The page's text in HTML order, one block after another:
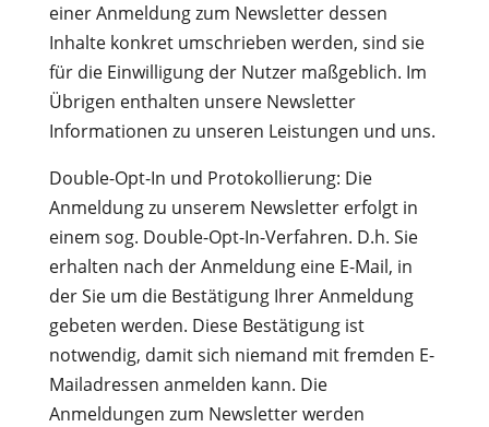
einer Anmeldung zum Newsletter dessen
Inhalte konkret umschrieben werden, sind sie
für die Einwilligung der Nutzer maßgeblich. Im
Übrigen enthalten unsere Newsletter
Informationen zu unseren Leistungen und uns.
Double-Opt-In und Protokollierung: Die
Anmeldung zu unserem Newsletter erfolgt in
einem sog. Double-Opt-In-Verfahren. D.h. Sie
erhalten nach der Anmeldung eine E-Mail, in
der Sie um die Bestätigung Ihrer Anmeldung
gebeten werden. Diese Bestätigung ist
notwendig, damit sich niemand mit fremden E-
Mailadressen anmelden kann. Die
Anmeldungen zum Newsletter werden